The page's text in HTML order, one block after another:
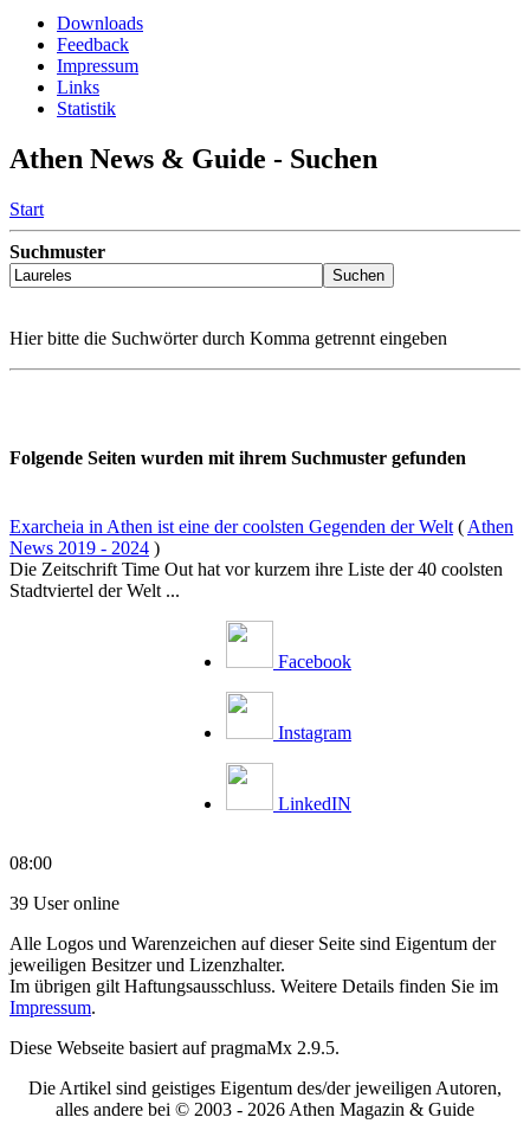
Downloads
Feedback
Impressum
Links
Statistik
Athen News & Guide - Suchen
Start
Suchmuster
Hier bitte die Suchwörter durch Komma getrennt eingeben
Folgende Seiten wurden mit ihrem Suchmuster gefunden
Exarcheia in Athen ist eine der coolsten Gegenden der Welt ( Athen
News 2019 - 2024 )
Die Zeitschrift Time Out hat vor kurzem ihre Liste der 40 coolsten
Stadtviertel der Welt ...
Facebook
Instagram
LinkedIN
08:00
39 User online
Alle Logos und Warenzeichen auf dieser Seite sind Eigentum der
jeweiligen Besitzer und Lizenzhalter.
Im übrigen gilt Haftungsausschluss. Weitere Details finden Sie im
Impressum.
Diese Webseite basiert auf pragmaMx 2.9.5.
Die Artikel sind geistiges Eigentum des/der jeweiligen Autoren,
alles andere bei © 2003 - 2026 Athen Magazin & Guide